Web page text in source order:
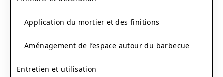
Application du mortier et des finitions
Aménagement de l’espace autour du barbecue
Entretien et utilisation